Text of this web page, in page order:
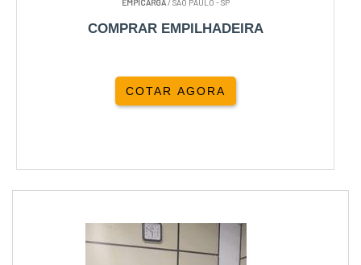
EMPICARGA/ SÃO PAULO - SP
COMPRAR EMPILHADEIRA
COTAR AGORA